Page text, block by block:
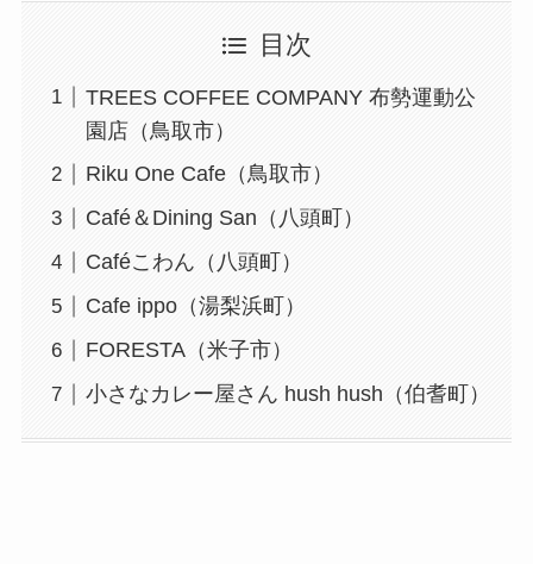
目次
TREES COFFEE COMPANY 布勢運動公
園店（鳥取市）
Riku One Cafe（鳥取市）
Café＆Dining San（八頭町）
Caféこわん（八頭町）
Cafe ippo（湯梨浜町）
FORESTA（米子市）
小さなカレー屋さん hush hush（伯耆町）